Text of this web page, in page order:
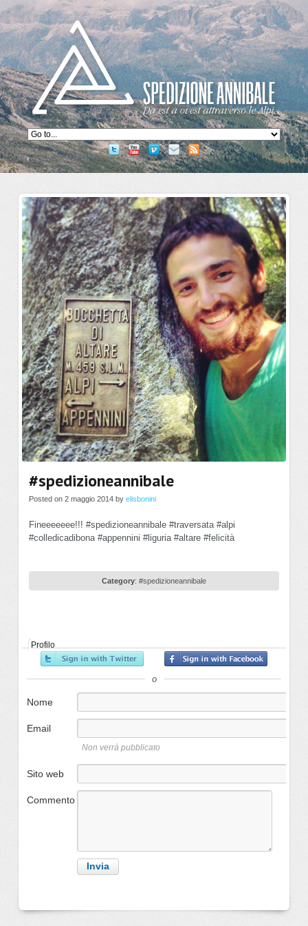
#spedizioneannibale
Posted on 2 maggio 2014 by elisbonini
Fineeeeeee!!! #spedizioneannibale #traversata #alpi
#colledicadibona #appennini #liguria #altare #felicità
Category: #spedizioneannibale
Profilo
o
Nome
Email
Non verrà pubblicato
Sito web
Commento